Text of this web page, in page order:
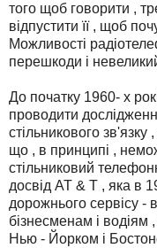
того щоб говорити ,
відпустити її , щоб
Можливості
перешкоди і невеликий
До початку 1960- х
проводити
стільникового
що , в принципі ,
стільниковий
досвід AT & T , яка в
дорожнього сервісу -
бізнесменам і водіям
Нью - Йорком і